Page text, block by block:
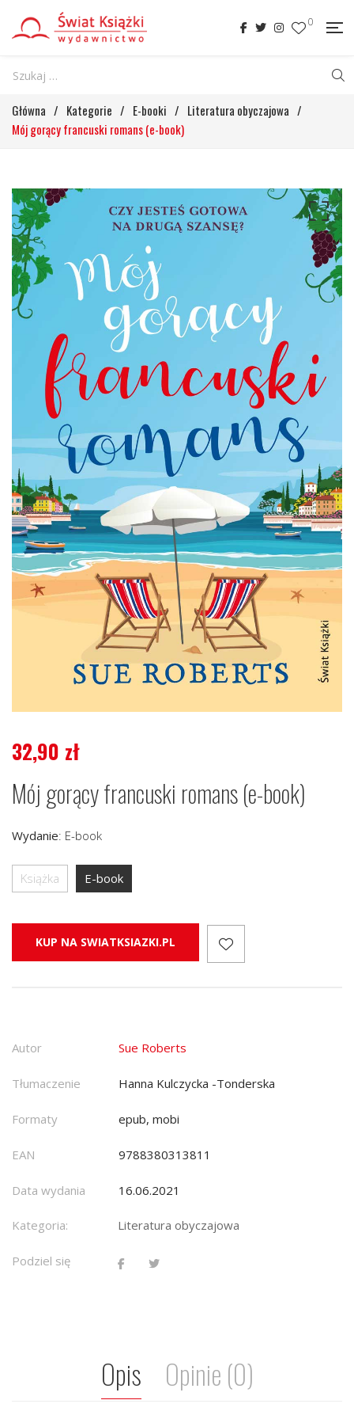
0
Główna / Kategorie / E-booki / Literatura obyczajowa /
Mój gorący francuski romans (e-book)
32,90 zł
Mój gorący francuski romans (e-book)
Wydanie: E-book
Książka E-book
KUP NA SWIATKSIAZKI.PL
Autor Sue Roberts
Tłumaczenie Hanna Kulczycka -Tonderska
Formaty epub, mobi
EAN 9788380313811
Data wydania 16.06.2021
Kategoria: Literatura obyczajowa
Podziel się
Opis Opinie (0)